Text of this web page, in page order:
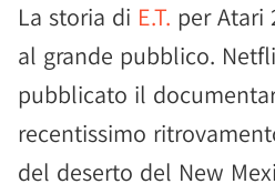
La storia di E.T. per Atari
al grande pubblico.
pubblicato il
recentissimo
del deserto del New